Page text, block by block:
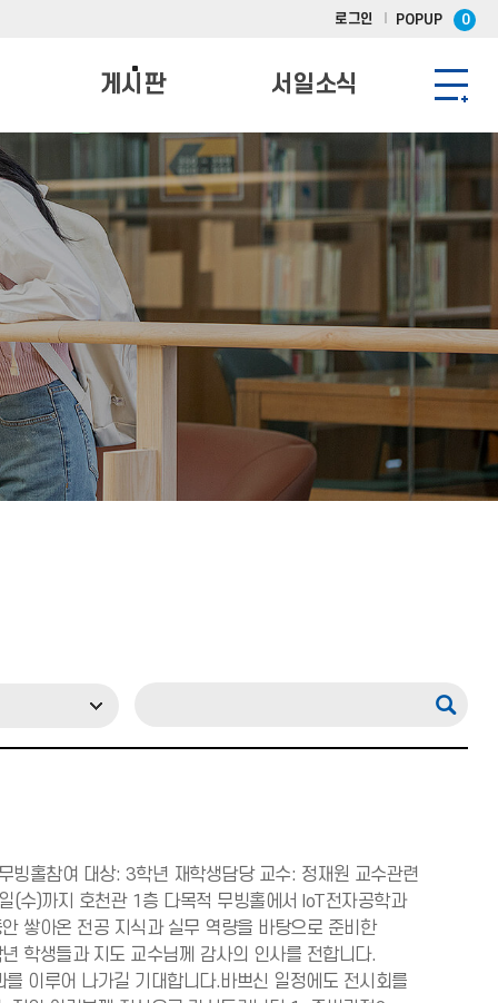
로그인 POPUP 0
게시판 서일소식
홀참여 대상: 3학년 재학생담당 교수: 정재원 교수관련
수)까지 호천관 1층 다목적 무빙홀에서 IoT전자공학과
쌓아온 전공 지식과 실무 역량을 바탕으로 준비한
학생들과 지도 교수님께 감사의 인사를 전합니다.
이루어 나가길 기대합니다.바쁘신 일정에도 전시회를